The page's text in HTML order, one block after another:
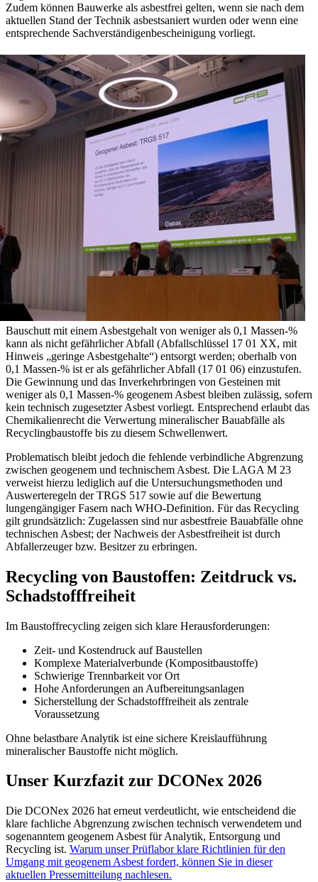
Zudem können Bauwerke als asbestfrei gelten, wenn sie nach dem
aktuellen Stand der Technik asbestsaniert wurden oder wenn eine
entsprechende Sachverständigenbescheinigung vorliegt.
Bauschutt mit einem Asbestgehalt von weniger als 0,1 Massen-%
kann als nicht gefährlicher Abfall (Abfallschlüssel 17 01 XX, mit
Hinweis „geringe Asbestgehalte“) entsorgt werden; oberhalb von
0,1 Massen-% ist er als gefährlicher Abfall (17 01 06) einzustufen.
Die Gewinnung und das Inverkehrbringen von Gesteinen mit
weniger als 0,1 Massen-% geogenem Asbest bleiben zulässig, sofern
kein technisch zugesetzter Asbest vorliegt. Entsprechend erlaubt das
Chemikalienrecht die Verwertung mineralischer Bauabfälle als
Recyclingbaustoffe bis zu diesem Schwellenwert.
Problematisch bleibt jedoch die fehlende verbindliche Abgrenzung
zwischen geogenem und technischem Asbest. Die LAGA M 23
verweist hierzu lediglich auf die Untersuchungsmethoden und
Auswerteregeln der TRGS 517 sowie auf die Bewertung
lungengängiger Fasern nach WHO-Definition. Für das Recycling
gilt grundsätzlich: Zugelassen sind nur asbestfreie Bauabfälle ohne
technischen Asbest; der Nachweis der Asbestfreiheit ist durch
Abfallerzeuger bzw. Besitzer zu erbringen.
Recycling von Baustoffen: Zeitdruck vs.
Schadstofffreiheit
Im Baustoffrecycling zeigen sich klare Herausforderungen:
Zeit- und Kostendruck auf Baustellen
Komplexe Materialverbunde (Kompositbaustoffe)
Schwierige Trennbarkeit vor Ort
Hohe Anforderungen an Aufbereitungsanlagen
Sicherstellung der Schadstofffreiheit als zentrale
Voraussetzung
Ohne belastbare Analytik ist eine sichere Kreislaufführung
mineralischer Baustoffe nicht möglich.
Unser Kurzfazit zur DCONex 2026
Die DCONex 2026 hat erneut verdeutlicht, wie entscheidend die
klare fachliche Abgrenzung zwischen technisch verwendetem und
sogenanntem geogenem Asbest für Analytik, Entsorgung und
Recycling ist. Warum unser Prüflabor klare Richtlinien für den
Umgang mit geogenem Asbest fordert, können Sie in dieser
aktuellen Pressemitteilung nachlesen.